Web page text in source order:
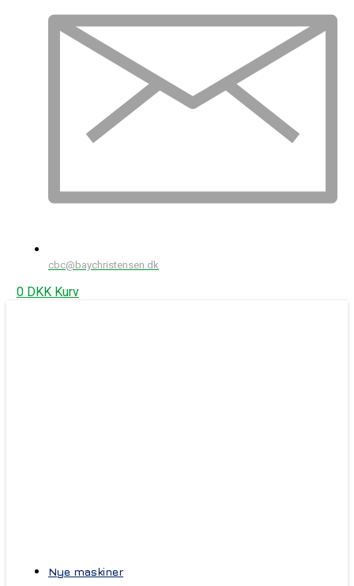
cbc@baychristensen.dk
0 DKK Kurv
Nye maskiner